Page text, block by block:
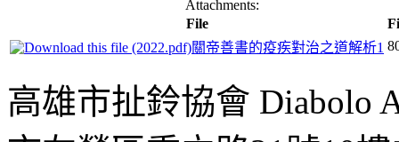
Attachments:
File
關帝善書的疫疾對治之道解析1
高雄市扯鈴協會 Diabolo